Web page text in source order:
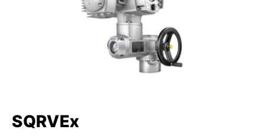
SQRVEx